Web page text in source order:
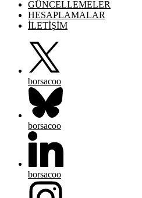
GÜNCELLEMELER
HESAPLAMALAR
İLETİŞİM
borsacoo
borsacoo
borsacoo